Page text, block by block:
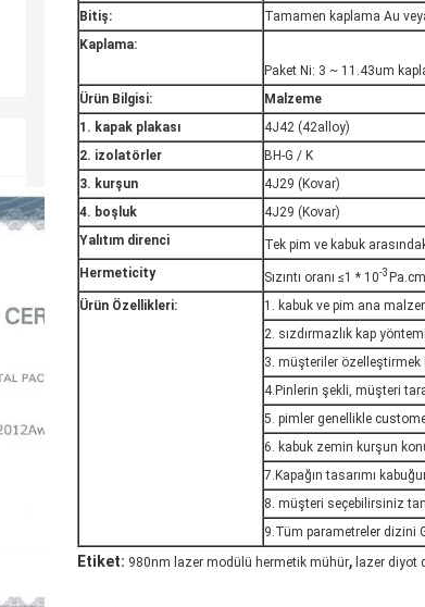
Bitiş:
Tamamen kaplama Au
Kaplama:
Paket Ni: 3 ~ 11.43um
Ürün Bilgisi:
Malzeme
1. kapak plakası
4J42 (42alloy)
2. izolatörler
BH-G / K
3. kurşun
4J29 (Kovar)
4. boşluk
4J29 (Kovar)
Yalıtım direnci
Tek pim ve kabuk
Hermeticity
Sızıntı oranı ≤1 * 10-3
Ürün Özellikleri:
1. kabuk ve pim ana
2. sızdırmazlık kap
3. müşteriler özelleştirmek
4.Pinlerin şekli, müşteri
5. pimler genellikle
6. kabuk zemin kurşun
7.Kapağın tasarımı
8. müşteri seçebilirsiniz
9.Tüm parametreler dizini
Etiket: 980nm lazer modülü hermetik mühür, lazer diyot